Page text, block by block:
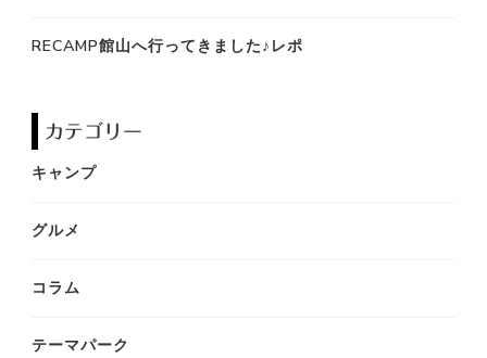
RECAMP館山へ行ってきました♪レポ
カテゴリー
キャンプ
グルメ
コラム
テーマパーク